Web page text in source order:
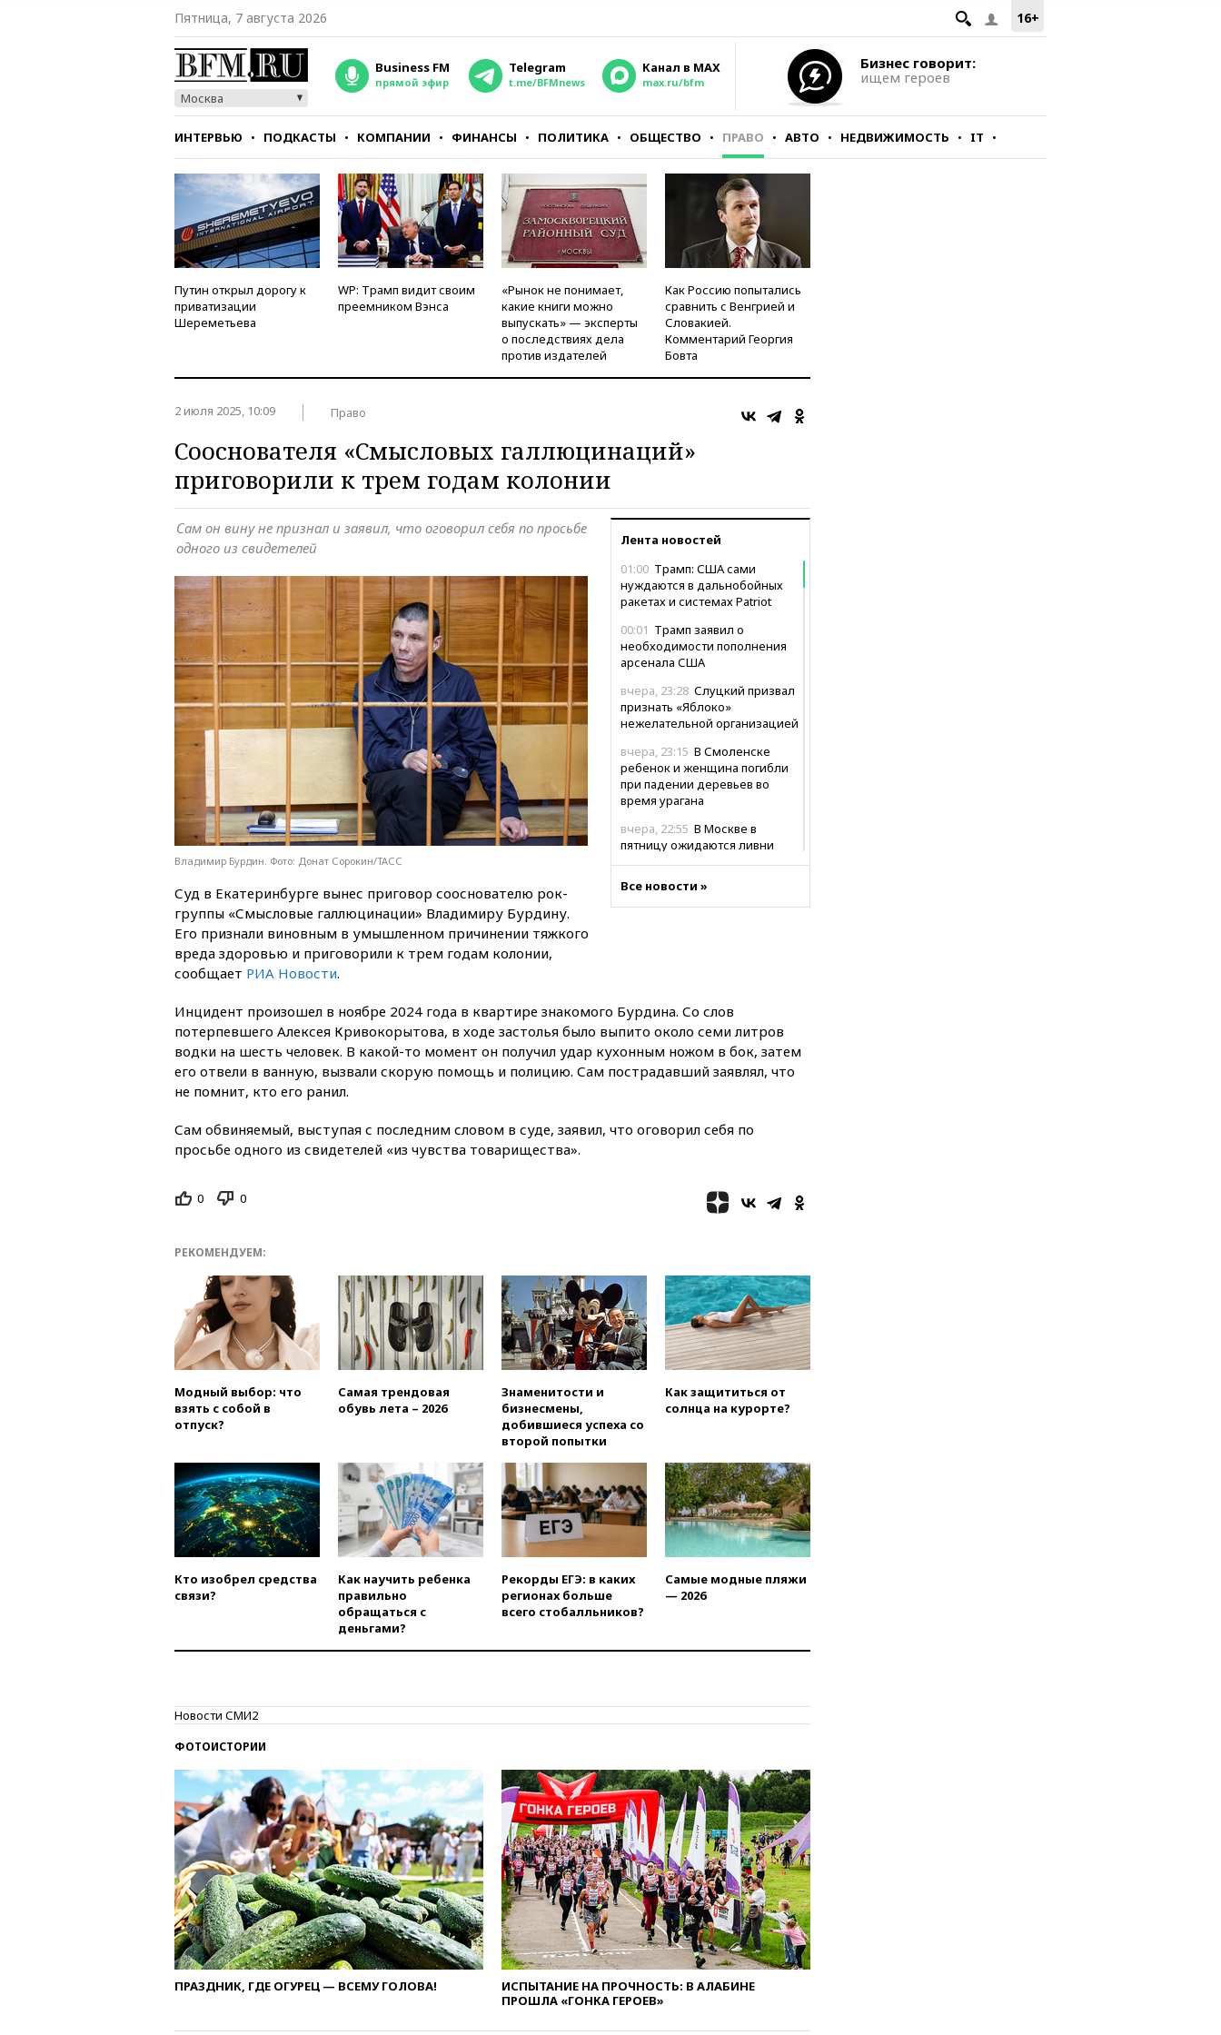
16+
Пятница, 7 августа 2026
Москва
Business FM
прямой эфир
Telegram
t.me/BFMnews
Канал в MAX
max.ru/bfm
Бизнес говорит:
ищем героев
ИНТЕРВЬЮ ПОДКАСТЫ КОМПАНИИ ФИНАНСЫ ПОЛИТИКА ОБЩЕСТВО ПРАВО АВТО НЕДВИЖИМОСТЬ IT
СТИЛЬ ТЕСТЫ
Путин открыл дорогу к
приватизации
Шереметьева
WP: Трамп видит своим
преемником Вэнса
«Рынок не понимает,
какие книги можно
выпускать» — эксперты
о последствиях дела
против издателей
Как Россию попытались
сравнить с Венгрией и
Словакией.
Комментарий Георгия
Бовта
2 июля 2025, 10:09 Право
Сооснователя «Смысловых галлюцинаций»
приговорили к трем годам колонии
Лента новостей
01:00 Трамп: США сами
нуждаются в дальнобойных
ракетах и системах Patriot
00:01 Трамп заявил о
необходимости пополнения
арсенала США
вчера, 23:28 Слуцкий призвал
признать «Яблоко»
нежелательной организацией
вчера, 23:15 В Смоленске
ребенок и женщина погибли
при падении деревьев во
время урагана
вчера, 22:55 В Москве в
пятницу ожидаются ливни
продлил контракт с «Реалом»
до 2032 года
гвардейскую десантно-
штурмовую дивизию
вчера, 22:15Путин заслушал
вчера, 21:58Генпрокуратура
«Аэрофлот»
выиграл золото чемпионата
Европы в прыжках с 10-
метровой вышки
вчера, 21:10РФ не получала
обращений о прекращении
в Армении
вчера, 21:00
вчера, 20:45Матвиенко:
россиянам могут
рекомендовать не посещать
Армению
сбила еще 281 украинский
беспилотник над Россией
олимпиады для поступления в
вчера, 20:00Зеленский 8
августа посетит Сербию с
официальным визитом
вчера, 19:58В Госдуму будет
внесен законопроект об
отмене ЕГЭ
вчера, 19:50Аэропорты Сочи и
Ярославля приостановили
работу
вчера, 19:35 WP: Трамп
республиканцев поддержать
Вэнса на выборах 2028 года
Все новости »
Сам он вину не признал и заявил, что оговорил себя по просьбе
одного из свидетелей
Владимир Бурдин. Фото: Донат Сорокин/ТАСС
Суд в Екатеринбурге вынес приговор сооснователю рок-
группы «Смысловые галлюцинации» Владимиру Бурдину.
Его признали виновным в умышленном причинении тяжкого
вреда здоровью и приговорили к трем годам колонии,
сообщает РИА Новости.
Инцидент произошел в ноябре 2024 года в квартире знакомого Бурдина. Со слов
потерпевшего Алексея Кривокорытова, в ходе застолья было выпито около семи литров
водки на шесть человек. В какой-то момент он получил удар кухонным ножом в бок, затем
его отвели в ванную, вызвали скорую помощь и полицию. Сам пострадавший заявлял, что
не помнит, кто его ранил.
Сам обвиняемый, выступая с последним словом в суде, заявил, что оговорил себя по
просьбе одного из свидетелей «из чувства товарищества».
0 0
РЕКОМЕНДУЕМ:
Модный выбор: что
взять с собой в
отпуск?
Самая трендовая
обувь лета – 2026
Знаменитости и
бизнесмены,
добившиеся успеха со
второй попытки
Как защититься от
солнца на курорте?
Кто изобрел средства
связи?
Как научить ребенка
правильно
обращаться с
деньгами?
Рекорды ЕГЭ: в каких
регионах больше
всего стобалльников?
Самые модные пляжи
— 2026
Новости СМИ2
ФОТОИСТОРИИ
ПРАЗДНИК, ГДЕ ОГУРЕЦ — ВСЕМУ ГОЛОВА!
ИСПЫТАНИЕ НА ПРОЧНОСТЬ: В АЛАБИНЕ
ПРОШЛА «ГОНКА ГЕРОЕВ»